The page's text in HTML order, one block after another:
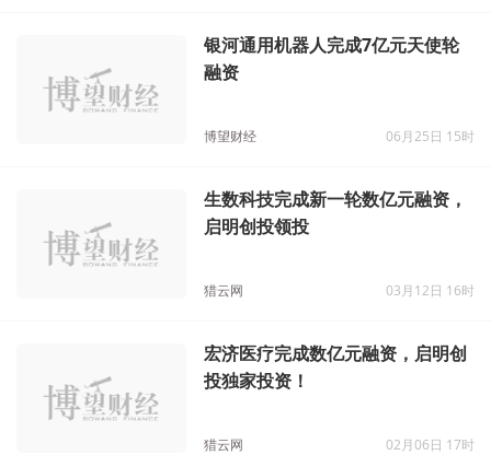
银河通用机器人完成7亿元天使轮
融资
博望财经 06月25日 15时
生数科技完成新一轮数亿元融资，
启明创投领投
猎云网 03月12日 16时
宏济医疗完成数亿元融资，启明创
投独家投资！
猎云网 02月06日 17时